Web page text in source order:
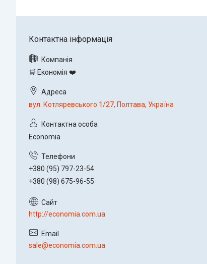
🛒 Економія ❤️
вул. Котляревського 1/27, Полтава, Україна
Economia
+380 (95) 797-23-54
+380 (98) 675-96-55
http://economia.com.ua
sale@economia.com.ua